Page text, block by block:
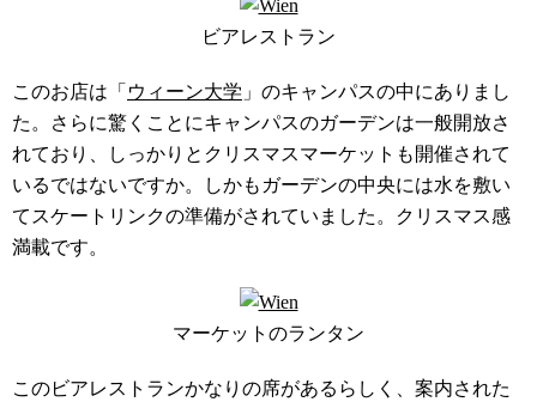
ビアレストラン
このお店は「 ウィーン大学 」のキャンパスの中にありまし
た。さらに驚くことにキャンパスのガーデンは一般開放さ
れており、しっかりとクリスマスマーケットも開催されて
いるではないですか。しかもガーデンの中央には水を敷い
てスケートリンクの準備がされていました。クリスマス感
満載です。
マーケットのランタン
このビアレストランかなりの席があるらしく、案内された